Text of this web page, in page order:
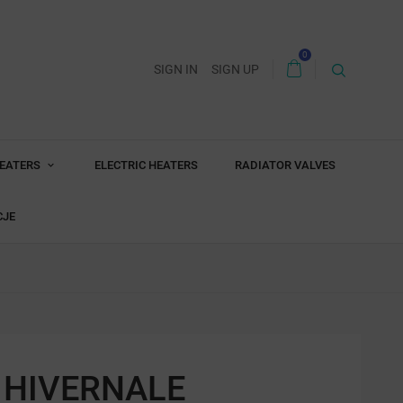
SIGN IN SIGN UP
0
ELECTRIC HEATERS RADIATOR VALVES